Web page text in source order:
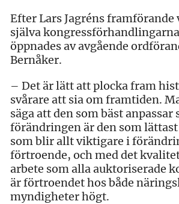
Efter Lars Jagréns framförande
själva
öppnades av avgående
Bernåker.
– Det är lätt att plocka fram
svårare att sia om framtiden.
säga att den som bäst
förändringen är den som
som blir allt viktigare i
förtroende, och med det
arbete som alla auktoriserade
är förtroendet hos både
myndigheter högt.